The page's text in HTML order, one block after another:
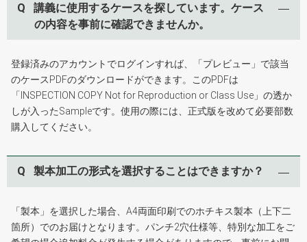
Q
講義に使用するケースを探しています。ケース
の内容を事前に確認できませんか。
登録済みのアカウントでログインすれば、「プレビュー」で該当
のケースPDFのダウンロードができます。このPDFは
「INSPECTION COPY Not for Reproduction or Class Use」の透か
しが入ったSampleです。使用の際には、正式版を改めて必要部数
購入してください。
Q 製本加工の形式を選択することはできますか？
「製本」を選択した場合、A4両面印刷でのホチキス製本（上下二
箇所）でのお届けとなります。パンチ2穴仕様等、特別な加工をご